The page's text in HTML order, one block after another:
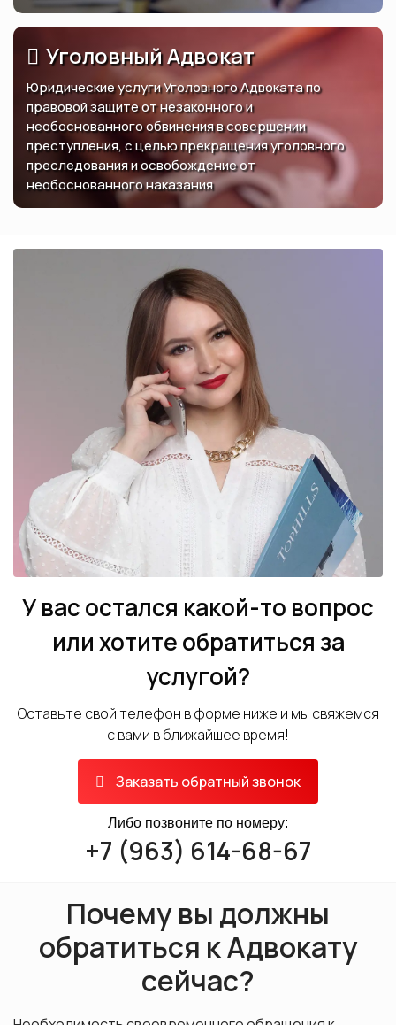
Уголовный Адвокат
Юридические услуги Уголовного Адвоката по
правовой защите от незаконного и
необоснованного обвинения в совершении
преступления, с целью прекращения уголовного
преследования и освобождение от
необоснованного наказания
У вас остался какой-то вопрос
или хотите обратиться за
услугой?
Оставьте свой телефон в форме ниже и мы свяжемся
с вами в ближайшее время!
Заказать обратный звонок
Либо позвоните по номеру:
+7 (963) 614-68-67
Почему вы должны
обратиться к Адвокату
сейчас?